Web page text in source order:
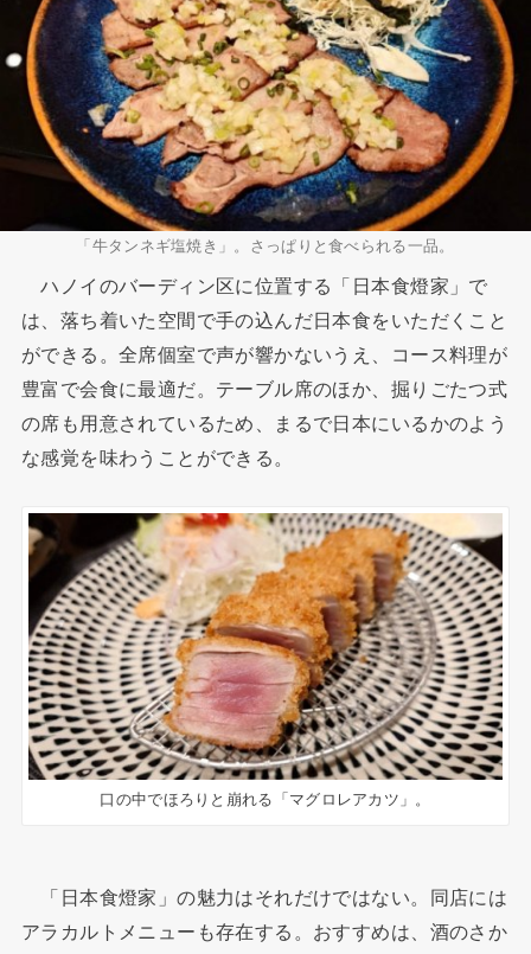
「牛タンネギ塩焼き」。さっぱりと食べられる一品。
ハノイのバーディン区に位置する「日本食燈家」で
は、落ち着いた空間で手の込んだ日本食をいただくこと
ができる。全席個室で声が響かないうえ、コース料理が
豊富で会食に最適だ。テーブル席のほか、掘りごたつ式
の席も用意されているため、まるで日本にいるかのよう
な感覚を味わうことができる。
口の中でほろりと崩れる「マグロレアカツ」。
「日本食燈家」の魅力はそれだけではない。同店には
アラカルトメニューも存在する。おすすめは、酒のさか